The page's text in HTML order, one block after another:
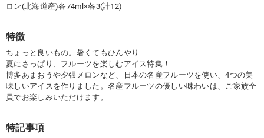
ロン(北海道産)各74ml×各3(計12)
特徴
ちょっと良いもの。暑くてもひんやり
夏にさっぱり、フルーツを楽しむアイス特集！
博多あまおうや夕張メロンなど、日本の名産フルーツを使い、4つの美
味しいアイスを作りました。名産フルーツの優しい味わいは、ご家族全
員でお楽しみいただけます。
特記事項